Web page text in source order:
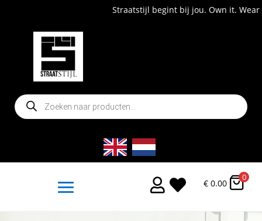
Straatstijl begint bij jou. Own it. Wear it. Shop now!
Producten
zoeken
  € 0.00
0